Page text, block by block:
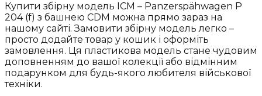
Купити збірну модель ICM – Panzerspähwagen P
204 (f) з башнею CDM можна прямо зараз на
нашому сайті. Замовити збірну модель легко –
просто додайте товар у кошик і оформіть
замовлення. Ця пластикова модель стане чудовим
доповненням до вашої колекції або відмінним
подарунком для будь-якого любителя військової
техніки.